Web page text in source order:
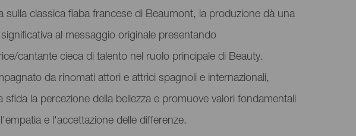
sulla classica fiaba francese di Beaumont, la produzione dà una
al messaggio originale presentando
cantante cieca di talento nel ruolo principale di Beauty.
da rinomati attori e attrici spagnoli e internazionali,
sfida la percezione della bellezza e promuove valori fondamentali
e l'accettazione delle differenze.